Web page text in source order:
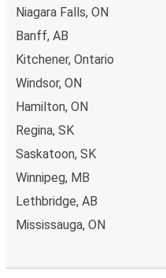
Niagara Falls, ON
Banff, AB
Kitchener, Ontario
Windsor, ON
Hamilton, ON
Regina, SK
Saskatoon, SK
Winnipeg, MB
Lethbridge, AB
Mississauga, ON